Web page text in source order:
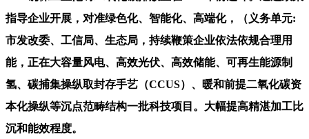
指导企业开展，对准绿色化、智能化、高端化，（义务单元:
市发改委、工信局、生态局，持续鞭策企业依法依规合理用
能，正在大容量风电、高效光伏、高效储能、可再生能源制
氢、碳捕集操纵取封存手艺（CCUS）、暖和前提二氧化碳资
本化操纵等沉点范畴结构一批科技项目。大幅提高精湛加工比
沉和能效程度。